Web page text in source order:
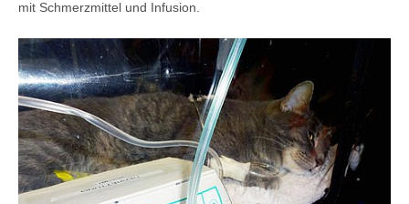
mit Schmerzmittel und Infusion.